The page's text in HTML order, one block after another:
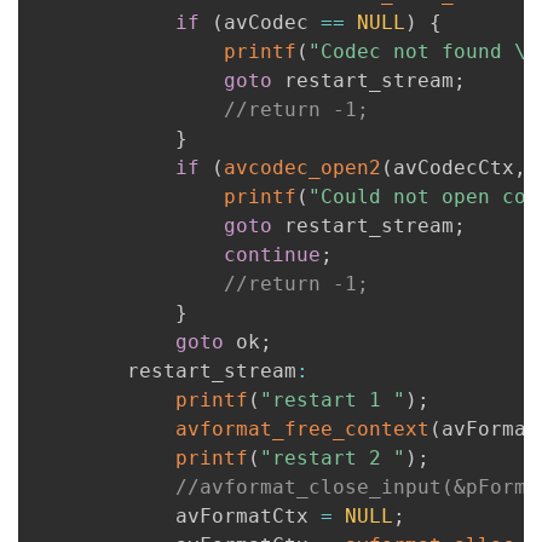
if
( avCodec == NULL )
{
printf ( "Codec not found
goto restart_stream ;
//return -1;
}
if
( avcodec_open2 ( avCodecCtx ,
printf ( "Could not open
goto restart_stream ;
continue ;
//return -1;
}
goto ok ;
      	restart_stream
:
printf ( "restart 1 " ) ;
avformat_free_context (
printf ( "restart 2 " ) ;
//
      		avFormatCtx
= NULL ;